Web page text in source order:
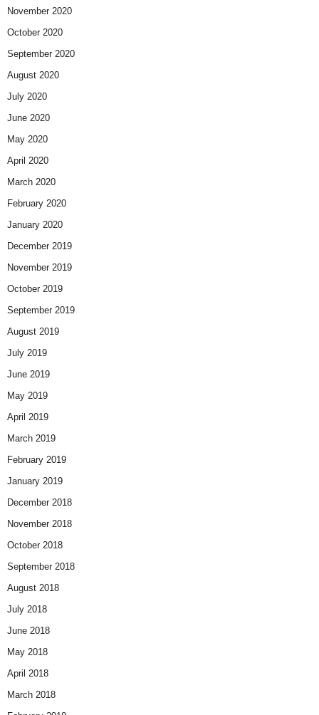
November 2020
October 2020
September 2020
August 2020
July 2020
June 2020
May 2020
April 2020
March 2020
February 2020
January 2020
December 2019
November 2019
October 2019
September 2019
August 2019
July 2019
June 2019
May 2019
April 2019
March 2019
February 2019
January 2019
December 2018
November 2018
October 2018
September 2018
August 2018
July 2018
June 2018
May 2018
April 2018
March 2018